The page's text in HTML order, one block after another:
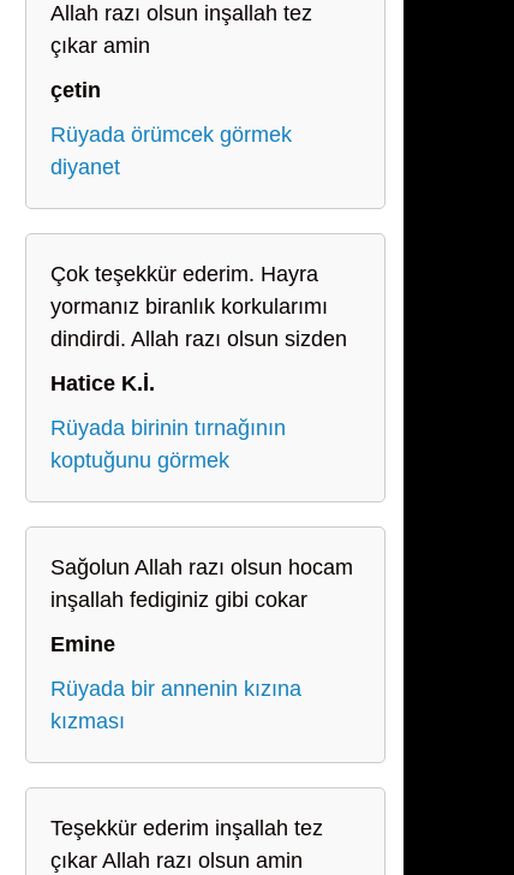
Allah razı olsun inşallah tez
çıkar amin
çetin
Rüyada örümcek görmek
diyanet
Çok teşekkür ederim. Hayra
yormanız biranlık korkularımı
dindirdi. Allah razı olsun sizden
Hatice K.İ.
Rüyada birinin tırnağının
koptuğunu görmek
Sağolun Allah razı olsun hocam
inşallah fediginiz gibi cokar
Emine
Rüyada bir annenin kızına
kızması
Teşekkür ederim inşallah tez
çıkar Allah razı olsun amin